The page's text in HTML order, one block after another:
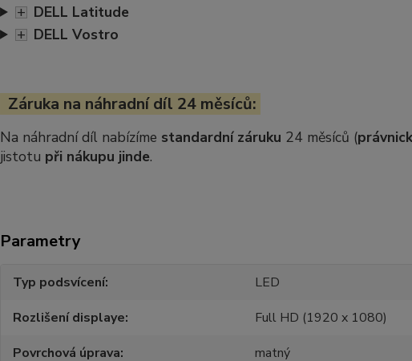
+ DELL Latitude
+ DELL Vostro
Záruka na náhradní díl 24 měsíců:
Na náhradní díl nabízíme standardní záruku 24 měsíců (
jistotu při nákupu jinde.
Parametry
Typ podsvícení
LED
Rozlišení displaye
Full HD (1920 x 1080)
Povrchová úprava
matný